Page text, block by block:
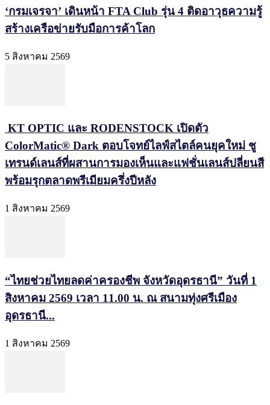
‘กรมเจรจา’ เดินหน้า FTA Club รุ่น 4 ติดอาวุธความรู้
สร้างเครือข่ายรับมือการค้าโลก
5 สิงหาคม 2569
KT OPTIC และ RODENSTOCK เปิดตัว
ColorMatic® Dark ตอบโจทย์ไลฟ์สไตล์คนยุคใหม่ ชู
เทรนด์เลนส์ที่ผสานการมองเห็นและแฟชั่นเลนส์ปลี่ยนสี
พร้อมรุกตลาดพรีเมียมครึ่งปีหลัง
1 สิงหาคม 2569
“ไทยช่วยไทยลดค่าครองชีพ จังหวัดอุดรธานี” วันที่ 1
สิงหาคม 2569 เวลา 11.00 น. ณ สนามทุ่งศรีเมือง
อุดรธานี...
1 สิงหาคม 2569